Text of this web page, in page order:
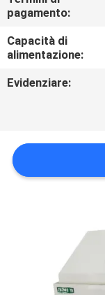
CITAZIONE
MAPPA
SITO
POLITICA
pagamento:
Capacità di
alimentazione:
Evidenziare: